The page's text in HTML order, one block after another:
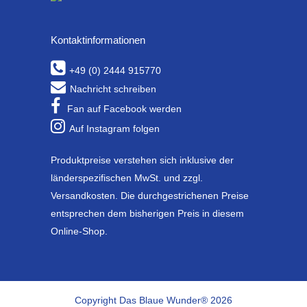
Kontaktinformationen
+49 (0) 2444 915770
Nachricht schreiben
Fan auf Facebook werden
Auf Instagram folgen
Produktpreise verstehen sich inklusive der
länderspezifischen MwSt. und zzgl.
Versandkosten. Die durchgestrichenen Preise
entsprechen dem bisherigen Preis in diesem
Online-Shop.
Copyright Das Blaue Wunder® 2026